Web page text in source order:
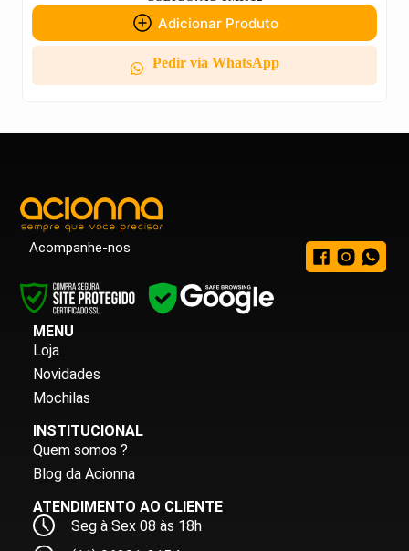
Adicionar Produto
Pedir via WhatsApp
Acompanhe-nos
MENU
Loja
Novidades
Mochilas
INSTITUCIONAL
Quem somos ?
Blog da Acionna
ATENDIMENTO AO CLIENTE
Seg à Sex 08 às 18h